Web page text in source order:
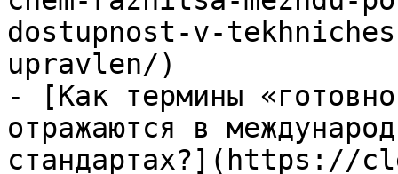
dostupnost-v-
upravlen/)
- [Как термины
отражаются в